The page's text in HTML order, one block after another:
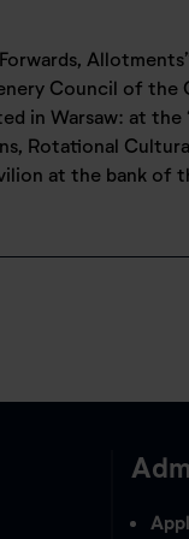
Council of the
in Warsaw: at the
Rotational
at the bank of